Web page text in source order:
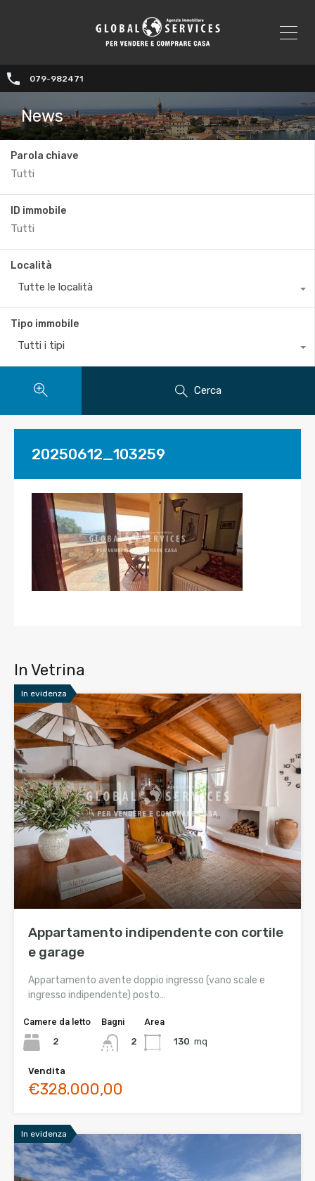
079-982471
News
Parola chiave
ID immobile
Località
Tutte le località
Tipo immobile
Tutti i tipi
Cerca
20250612_103259
In Vetrina
In evidenza
Appartamento indipendente con cortile
e garage
Appartamento avente doppio ingresso (vano scale e
ingresso indipendente) posto…
Camere da letto
2
Bagni
2
Area
130 mq
Vendita
€328.000,00
In evidenza